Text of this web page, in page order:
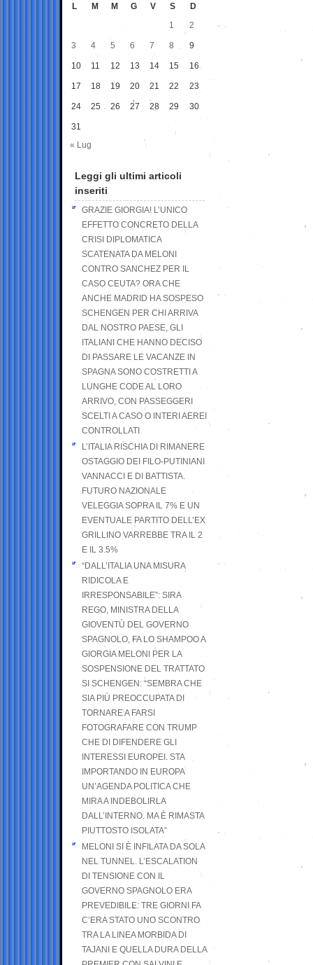
L M M G V S
D
1
2
3 4 5 6 7 8 9
10 11 12 13 14 15 16
17 18 19 20 21 22 23
24 25 26 27 28 29 30
31
« Lug
Leggi gli ultimi articoli
inseriti
GRAZIE GIORGIA! L’UNICO
EFFETTO CONCRETO DELLA
CRISI DIPLOMATICA
SCATENATA DA MELONI
CONTRO SANCHEZ PER IL
CASO CEUTA? ORA CHE
ANCHE MADRID HA SOSPESO
SCHENGEN PER CHI ARRIVA
DAL NOSTRO PAESE, GLI
ITALIANI CHE HANNO DECISO
DI PASSARE LE VACANZE IN
SPAGNA SONO COSTRETTI A
LUNGHE CODE AL LORO
ARRIVO, CON PASSEGGERI
SCELTI A CASO O INTERI AEREI
CONTROLLATI
L’ITALIA RISCHIA DI RIMANERE
OSTAGGIO DEI FILO-PUTINIANI
VANNACCI E DI BATTISTA.
FUTURO NAZIONALE
VELEGGIA SOPRA IL 7% E UN
EVENTUALE PARTITO DELL’EX
GRILLINO VARREBBE TRA IL 2
E IL 3.5%
“DALL’ITALIA UNA MISURA
RIDICOLA E
IRRESPONSABILE”: SIRA
REGO, MINISTRA DELLA
GIOVENTÙ DEL GOVERNO
SPAGNOLO, FA LO SHAMPOO A
GIORGIA MELONI PER LA
SOSPENSIONE DEL TRATTATO
SI SCHENGEN: “SEMBRA CHE
SIA PIÙ PREOCCUPATA DI
TORNARE A FARSI
FOTOGRAFARE CON TRUMP
CHE DI DIFENDERE GLI
INTERESSI EUROPEI. STA
IMPORTANDO IN EUROPA
UN’AGENDA POLITICA CHE
MIRA A INDEBOLIRLA
DALL’INTERNO. MA È RIMASTA
PIUTTOSTO ISOLATA”
MELONI SI È INFILATA DA SOLA
NEL TUNNEL. L’ESCALATION
DI TENSIONE CON IL
GOVERNO SPAGNOLO ERA
PREVEDIBILE: TRE GIORNI FA
C’ERA STATO UNO SCONTRO
TRA LA LINEA MORBIDA DI
TAJANI E QUELLA DURA DELLA